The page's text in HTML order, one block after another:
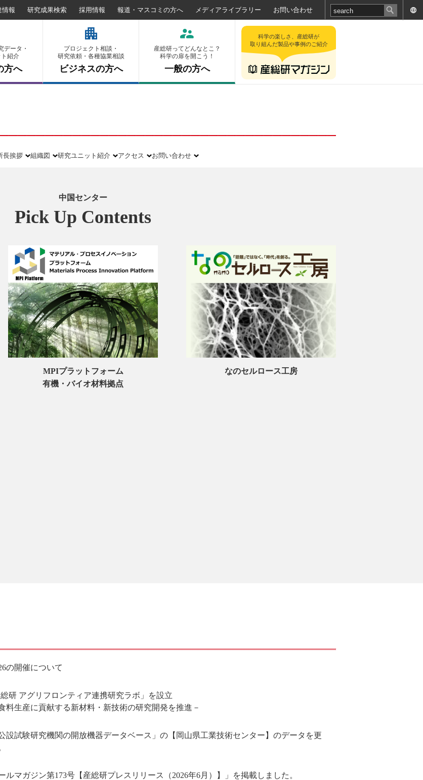
情報 研究成果検索 採用情報 報道・マスコミの方へ メディアライブラリー お問い合わせ
データ・
紹介
方へ
プロジェクト相談・
研究依頼・各種協業相談
ビジネスの方へ
産総研ってどんなとこ？
科学の扉を開こう！
一般の方へ
科学の楽しさ、産総研が
取り組んだ製品や事例のご紹介
長挨拶 組織図 研究ユニット紹介 アクセス お問い合わせ
中国センター
Pick Up Contents
MPIプラットフォーム
有機・バイオ材料拠点
なのセルロース工房
の開催について
総研 アグリフロンティア連携研究ラボ」を設立
料生産に貢献する新材料・新技術の研究開発を推進－
設試験研究機関の開放機器データベース」の【岡山県工業技術センター】のデータを更
ルマガジン第173号【産総研プレスリリース（2026年6月）】」を掲載しました。